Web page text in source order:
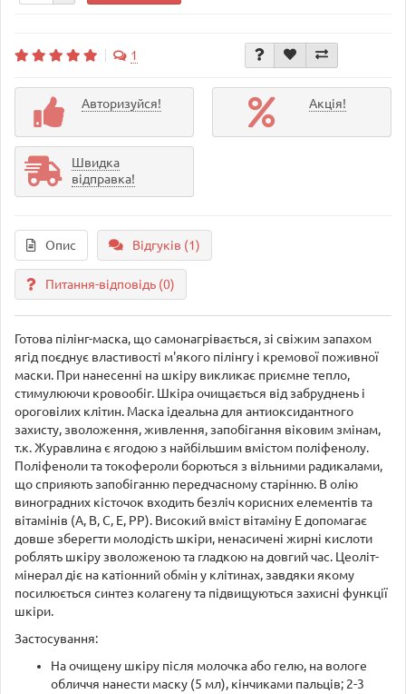
1
Авторизуйся! Акція!
Швидка
відправка!
Опис Відгуків (1)
Питання-відповідь (0)
Готова пілінг-маска, що самонагрівається, зі свіжим запахом
ягід поєднує властивості м'якого пілінгу і кремової поживної
маски. При нанесенні на шкіру викликає приємне тепло,
стимулюючи кровообіг. Шкіра очищається від забруднень і
ороговілих клітин. Маска ідеальна для антиоксидантного
захисту, зволоження, живлення, запобігання віковим змінам,
т.к. Журавлина є ягодою з найбільшим вмістом поліфенолу.
Поліфеноли та токофероли борються з вільними радикалами,
що сприяють запобіганню передчасному старінню. В олію
виноградних кісточок входить безліч корисних елементів та
вітамінів (А, B, C, E, PP). Високий вміст вітаміну Е допомагає
довше зберегти молодість шкіри, ненасичені жирні кислоти
роблять шкіру зволоженою та гладкою на довгий час. Цеоліт-
мінерал діє на катіонний обмін у клітинах, завдяки якому
посилюється синтез колагену та підвищуються захисні функції
шкіри.
Застосування:
На очищену шкіру після молочка або гелю, на вологе
обличчя нанести маску (5 мл), кінчиками пальців; 2-3